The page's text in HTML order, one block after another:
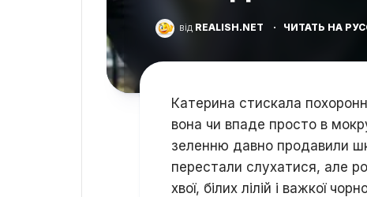
від REALISH.NET · ЧИТАТЬ НА
Катерина стискала
вона чи впаде просто в
зеленню давно продавили
перестали слухатися, але
хвої, білих лілій і важкої